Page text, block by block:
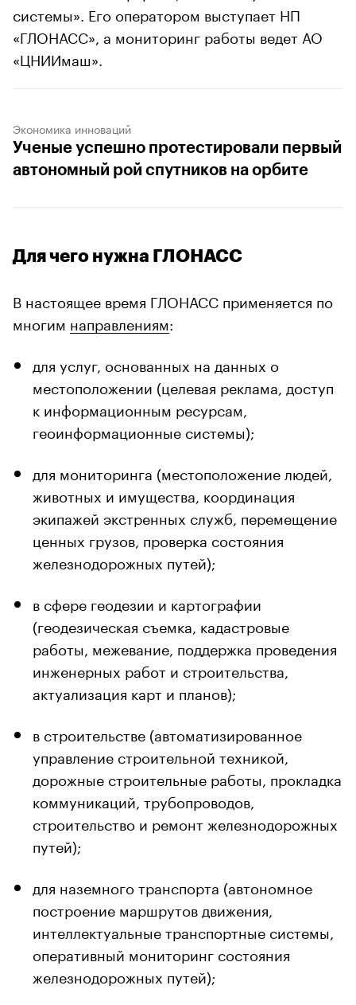
системы». Его оператором выступает НП
«ГЛОНАСС», а мониторинг работы ведет АО
«ЦНИИмаш».
Экономика инноваций
Ученые успешно протестировали первый
автономный рой спутников на орбите
Для чего нужна ГЛОНАСС
В настоящее время ГЛОНАСС применяется по
многим направлениям:
для услуг, основанных на данных о
местоположении (целевая реклама, доступ
к информационным ресурсам,
геоинформационные системы);
для мониторинга (местоположение людей,
животных и имущества, координация
экипажей экстренных служб, перемещение
ценных грузов, проверка состояния
железнодорожных путей);
в сфере геодезии и картографии
(геодезическая съемка, кадастровые
работы, межевание, поддержка проведения
инженерных работ и строительства,
актуализация карт и планов);
в строительстве (автоматизированное
управление строительной техникой,
дорожные строительные работы, прокладка
коммуникаций, трубопроводов,
строительство и ремонт железнодорожных
путей);
для наземного транспорта (автономное
построение маршрутов движения,
интеллектуальные транспортные системы,
оперативный мониторинг состояния
железнодорожных путей);